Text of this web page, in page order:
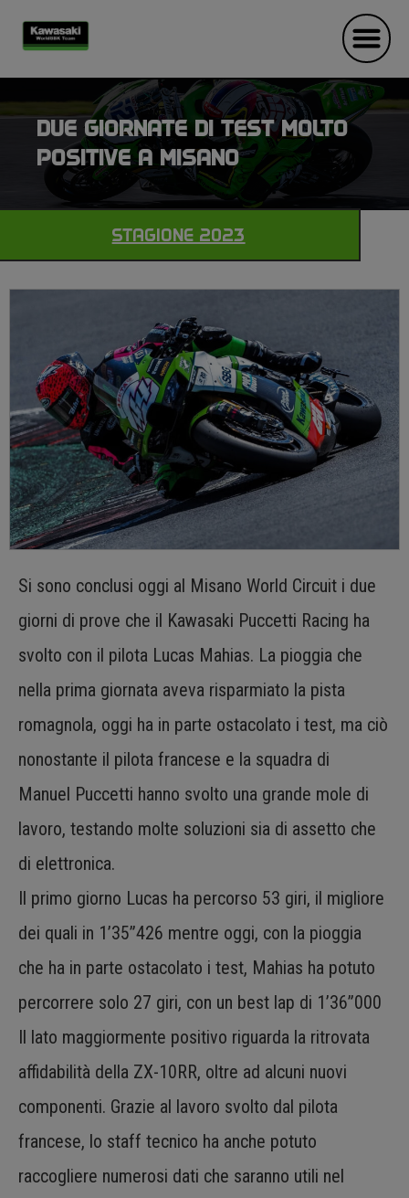
DUE GIORNATE DI TEST MOLTO
POSITIVE A MISANO
STAGIONE 2023
Si sono conclusi oggi al Misano World Circuit i due
giorni di prove che il Kawasaki Puccetti Racing ha
svolto con il pilota Lucas Mahias. La pioggia che
nella prima giornata aveva risparmiato la pista
romagnola, oggi ha in parte ostacolato i test, ma ciò
nonostante il pilota francese e la squadra di
Manuel Puccetti hanno svolto una grande mole di
lavoro, testando molte soluzioni sia di assetto che
di elettronica.
Il primo giorno Lucas ha percorso 53 giri, il migliore
dei quali in 1’35”426 mentre oggi, con la pioggia
che ha in parte ostacolato i test, Mahias ha potuto
percorrere solo 27 giri, con un best lap di 1’36”000
Il lato maggiormente positivo riguarda la ritrovata
affidabilità della ZX-10RR, oltre ad alcuni nuovi
componenti. Grazie al lavoro svolto dal pilota
francese, lo staff tecnico ha anche potuto
raccogliere numerosi dati che saranno utili nel